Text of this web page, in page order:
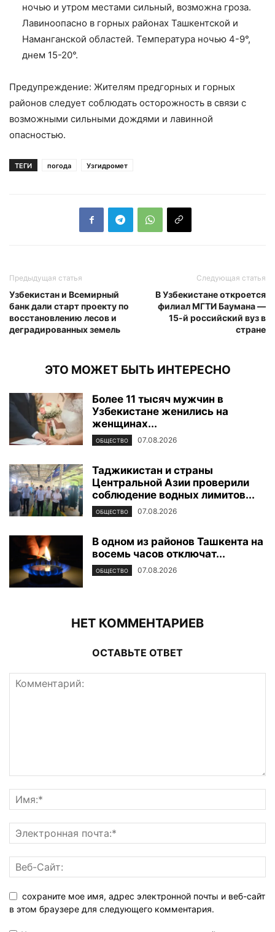
ночью и утром местами сильный, возможна гроза.
Лавиноопасно в горных районах Ташкентской и
Наманганской областей. Температура ночью 4-9°,
днем 15-20°.
Предупреждение: Жителям предгорных и горных
районов следует соблюдать осторожность в связи с
возможными сильными дождями и лавинной
опасностью.
ТЕГИ погода Узгидромет
Предыдущая статья
Узбекистан и Всемирный
банк дали старт проекту по
восстановлению лесов и
деградированных земель
Следующая статья
В Узбекистане откроется
филиал МГТИ Баумана —
15-й российский вуз в
стране
ЭТО МОЖЕТ БЫТЬ ИНТЕРЕСНО
Более 11 тысяч мужчин в
Узбекистане женились на
женщинах...
ОБЩЕСТВО 07.08.2026
Таджикистан и страны
Центральной Азии проверили
соблюдение водных лимитов...
ОБЩЕСТВО 07.08.2026
В одном из районов Ташкента на
восемь часов отключат...
ОБЩЕСТВО 07.08.2026
НЕТ КОММЕНТАРИЕВ
ОСТАВЬТЕ ОТВЕТ
сохраните мое имя, адрес электронной почты и веб-сайт
в этом браузере для следующего комментария.